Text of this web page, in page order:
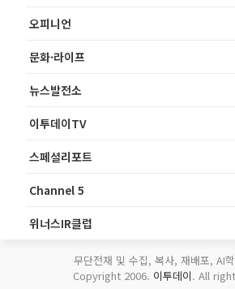
오피니언
문화·라이프
뉴스발전소
이투데이TV
스페셜리포트
Channel 5
위너스IR클럽
무단전재 및 수집, 복사, 재배포, AI
Copyright 2006. 이투데이. All